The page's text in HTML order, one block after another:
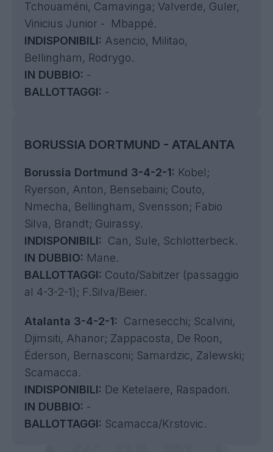
Tchouaméni, Camavinga; Valverde, Guler,
Vinicius Junior - Mbappé.
INDISPONIBILI: Asencio, Militao,
Bellingham, Rodrygo.
IN DUBBIO: -
BALLOTTAGGI: -
BORUSSIA DORTMUND - ATALANTA
Borussia Dortmund 3-4-2-1: Kobel;
Ryerson, Anton, Bensebaini; Couto,
Nmecha, Bellingham, Svensson; Fabio
Silva, Brandt; Guirassy.
INDISPONIBILI: Can, Sule, Schlotterbeck.
IN DUBBIO: Mane.
BALLOTTAGGI: Couto/Sabitzer (passaggio
al 4-3-2-1); F.Silva/Beier.
Atalanta 3-4-2-1:
Carnesecchi; Scalvini,
Djimsiti, Ahanor; Zappacosta, De Roon,
Éderson, Bernasconi; Samardzic, Zalewski;
Scamacca.
INDISPONIBILI: De Ketelaere, Raspadori.
IN DUBBIO: -
BALLOTTAGGI: Scamacca/Krstovic.